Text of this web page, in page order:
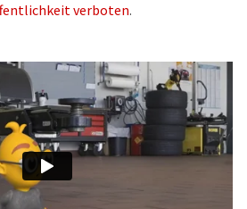
verboten.